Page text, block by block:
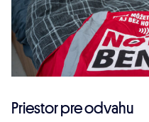
Priestor pre odvahu